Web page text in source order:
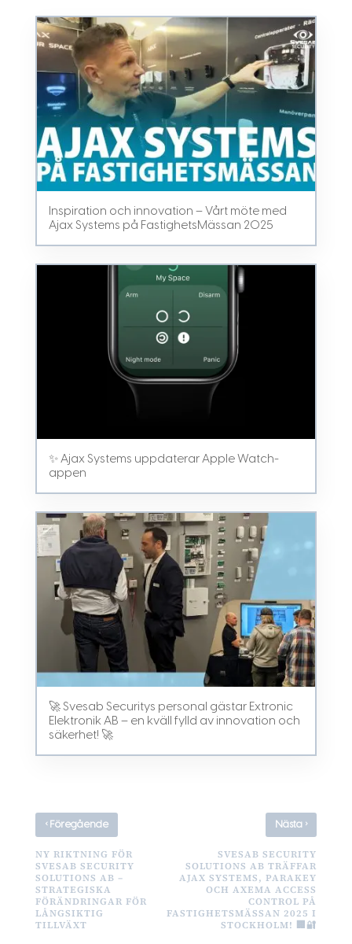
Inspiration och innovation – Vårt möte med
Ajax Systems på FastighetsMässan 2025
✨ Ajax Systems uppdaterar Apple Watch-
appen
🚀 Svesab Securitys personal gästar Extronic
Elektronik AB – en kväll fylld av innovation och
säkerhet! 🚀
‹Föregående
NY RIKTNING FÖR
SVESAB SECURITY
SOLUTIONS AB –
STRATEGISKA
FÖRÄNDRINGAR FÖR
LÅNGSIKTIG
TILLVÄXT
Nästa ›
SVESAB SECURITY
SOLUTIONS AB TRÄFFAR
AJAX SYSTEMS, PARAKEY
OCH AXEMA ACCESS
CONTROL PÅ
FASTIGHETSMÄSSAN 2025 I
STOCKHOLM! 🏢🔐